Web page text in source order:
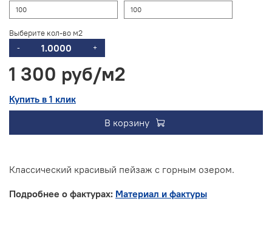
Выберите кол-во м2
- +
1 300 руб
Купить в 1 клик
В корзину
Классический красивый пейзаж с горным озером.
Подробнее о фактурах: Материал и фактуры